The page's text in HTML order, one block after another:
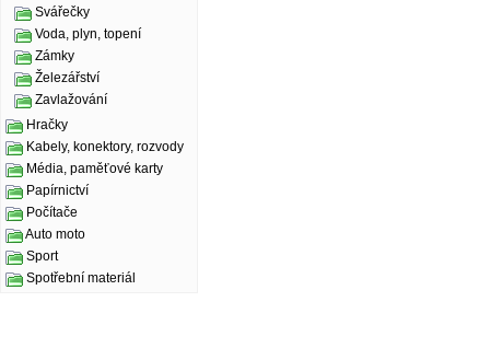
Svářečky
Voda, plyn, topení
Zámky
Železářství
Zavlažování
Hračky
Kabely, konektory, rozvody
Média, paměťové karty
Papírnictví
Počítače
Auto moto
Sport
Spotřební materiál